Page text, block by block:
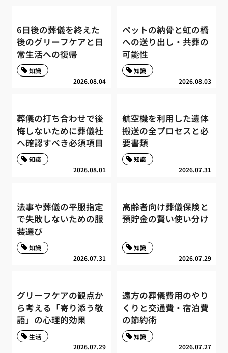
6日後の葬儀を終えた
後のグリーフケアと日
常生活への復帰
2026.08.04
知識
ペットの納骨と虹の橋
への送り出し・共葬の
可能性
2026.08.03
知識
葬儀の打ち合わせで後
悔しないために葬儀社
へ確認すべき必須項目
2026.08.01
知識
航空機を利用した遺体
搬送の全プロセスと必
要書類
2026.07.31
知識
法事や葬儀の平服指定
で失敗しないための服
装選び
2026.07.31
知識
高齢者向け葬儀保険と
預貯金の賢い使い分け
2026.07.29
知識
グリーフケアの観点か
ら考える「寄り添う敬
語」の心理的効果
2026.07.29
生活
遠方の葬儀費用のやり
くりと交通費・宿泊費
の節約術
2026.07.27
知識